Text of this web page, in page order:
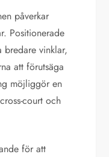
påverkar
Positionerade
bredare vinklar,
att förutsäga
möjliggör en
court och
för att